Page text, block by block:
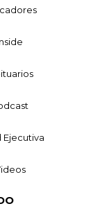
Ejecutiva